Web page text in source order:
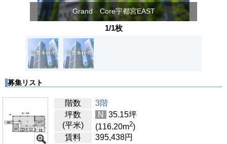
Grand Core宇都宮EAST
1/1枚
募集リスト
階数
3階
坪数
(平米)
N 35.15坪
(116.20m2)
賃料
395,438円